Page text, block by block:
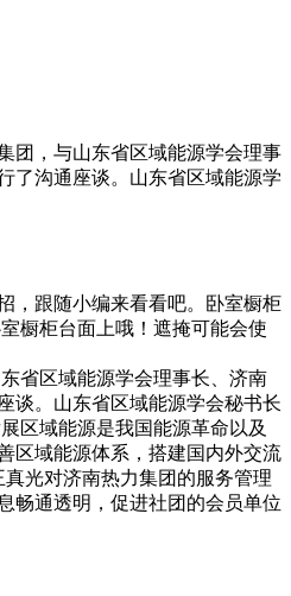
团，与山东省区域能源学会理事
了沟通座谈。山东省区域能源学
，跟随小编来看看吧。卧室橱柜
橱柜台面上哦！遮掩可能会使
省区域能源学会理事长、济南
谈。山东省区域能源学会秘书长
区域能源是我国能源革命以及
区域能源体系，搭建国内外交流
光对济南热力集团的服务管理
畅通透明，促进社团的会员单位